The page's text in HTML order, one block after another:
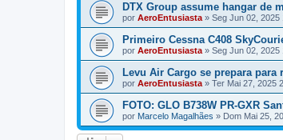
DTX Group assume hangar de
por AeroEntusiasta » Seg Jun 02, 2025
Primeiro Cessna C408
por AeroEntusiasta » Seg Jun 02, 2025
Levu Air Cargo se prepara para
por AeroEntusiasta » Ter Mai 27, 2025
FOTO: GLO B738W PR-GXR
por Marcelo Magalhães » Dom Mai 25,